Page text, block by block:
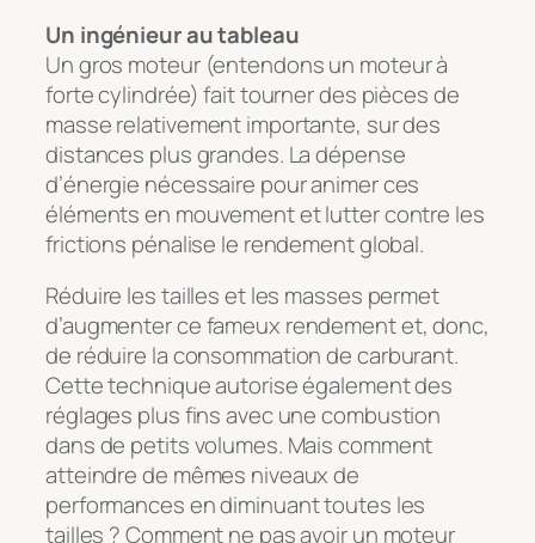
Un ingénieur au tableau
Un gros moteur (entendons un moteur à
forte cylindrée) fait tourner des pièces de
masse relativement importante, sur des
distances plus grandes. La dépense
d’énergie nécessaire pour animer ces
éléments en mouvement et lutter contre les
frictions pénalise le rendement global.
Réduire les tailles et les masses permet
d’augmenter ce fameux rendement et, donc,
de réduire la consommation de carburant.
Cette technique autorise également des
réglages plus fins avec une combustion
dans de petits volumes. Mais comment
atteindre de mêmes niveaux de
performances en diminuant toutes les
tailles ? Comment ne pas avoir un moteur